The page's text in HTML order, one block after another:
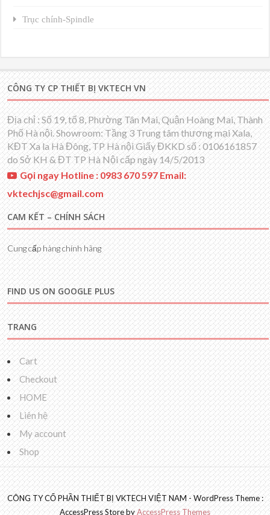
Trục chính-Spindle
CÔNG TY CP THIẾT BỊ VKTECH VN
Địa chỉ : Số 19, tổ 8, Phường Tân Mai, Quận Hoàng Mai, Thành
Phố Hà nội. Showroom: Tầng 3 Trung tâm thương mại Xala,
KĐT Xa la Hà Đông, TP Hà nội Giấy ĐKKD số : 0106161857
do Sở KH & ĐT TP Hà Nội cấp ngày 14/5/2013
Gọi ngay Hotline : 0983 670 597 Email:
vktechjsc@gmail.com
CAM KẾT – CHÍNH SÁCH
Cung cấp hàng chính hãng
FIND US ON GOOGLE PLUS
TRANG
Cart
Checkout
HOME
Liên hệ
My account
Shop
CÔNG TY CỔ PHẦN THIẾT BỊ VKTECH VIỆT NAM - WordPress Theme :
AccessPress Store byAccessPress Themes